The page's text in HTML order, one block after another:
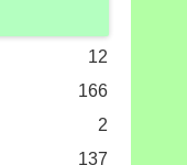
12
166
2
137